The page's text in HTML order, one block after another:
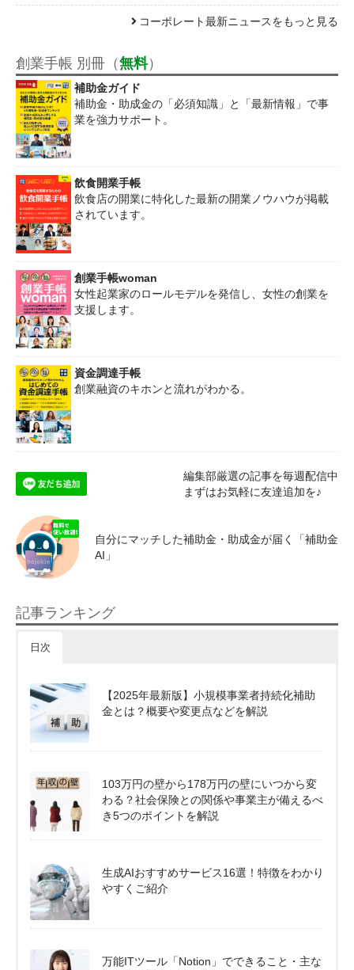
コーポレート最新ニュースをもっと見る
創業手帳 別冊（無料）
補助金ガイド
補助金・助成金の「必須知識」と「最新情報」で事
業を強力サポート。
飲食開業手帳
飲食店の開業に特化した最新の開業ノウハウが掲載
されています。
創業手帳woman
女性起業家のロールモデルを発信し、女性の創業を
支援します。
資金調達手帳
創業融資のキホンと流れがわかる。
編集部厳選の記事を毎週配信中
まずはお気軽に友達追加を♪
自分にマッチした補助金・助成金が届く「補助金
AI」
記事ランキング
日次
【2025年最新版】小規模事業者持続化補助
金とは？概要や変更点などを解説
103万円の壁から178万円の壁にいつから変
わる？社会保険との関係や事業主が備えるべ
き5つのポイントを解説
生成AIおすすめサービス16選！特徴をわかり
やすくご紹介
万能ITツール「Notion」でできること・主な